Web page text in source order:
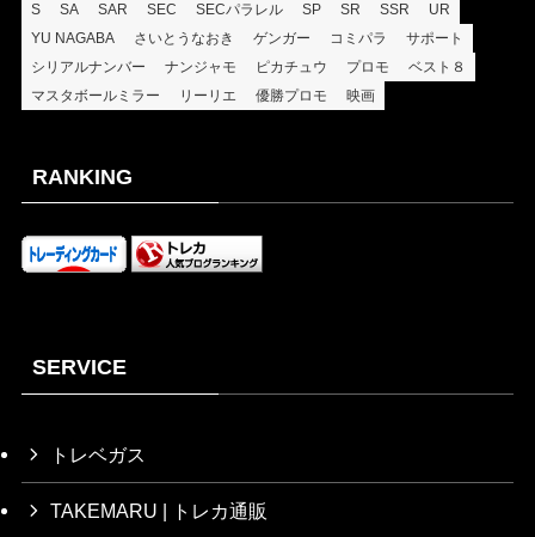
2025/11/28
¥9,500
2025/10/28
¥6,700
2025/10/27
2025/10/24
2025/9/17
2025/7/14
¥7,000
2025/7/4
¥7,800
2025/7/4
S
SA SAR SEC SECパラレル SP SR SSR
UR
YU NAGABA
さいとうなおき ゲンガー コミパラ
サポート
シリアルナンバー
ナンジャモ ピカチュウ プロモ
ベスト８
マスタボールミラー
リーリエ 優勝プロモ 映画
RANKING
SERVICE
トレベガス
TAKEMARU | トレカ通販